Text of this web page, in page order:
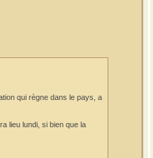
qui règne dans le pays, a
lieu lundi, si bien que la